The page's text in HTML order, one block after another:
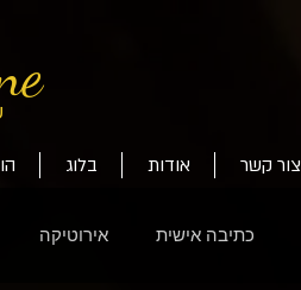
בלוג אודות צור קשר
כתיבה אישית אירוטיקה